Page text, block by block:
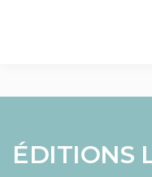
ÉDITIONS